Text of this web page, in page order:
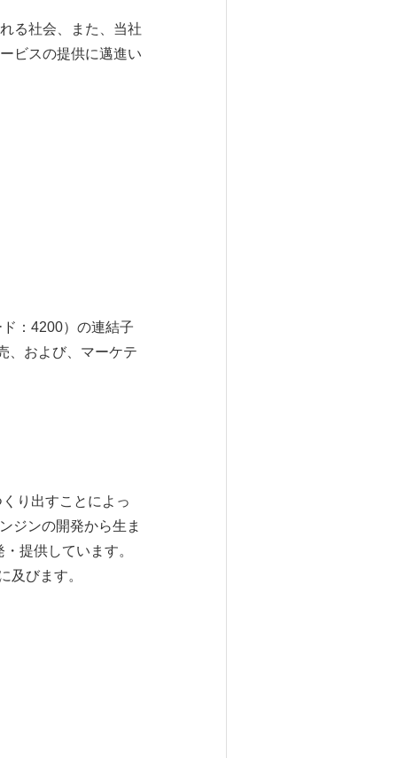
る社会、また、当社
ビスの提供に邁進い
：4200）の連結子
、および、マーケテ
り出すことによっ
ジンの開発から生ま
提供しています。
及びます。